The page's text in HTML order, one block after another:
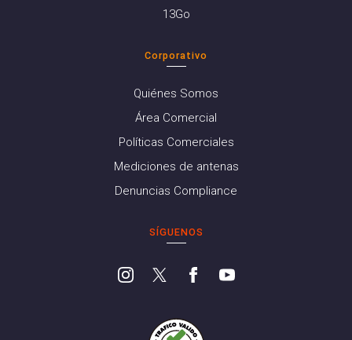
13Go
Corporativo
Quiénes Somos
Área Comercial
Políticas Comerciales
Mediciones de antenas
Denuncias Compliance
SÍGUENOS